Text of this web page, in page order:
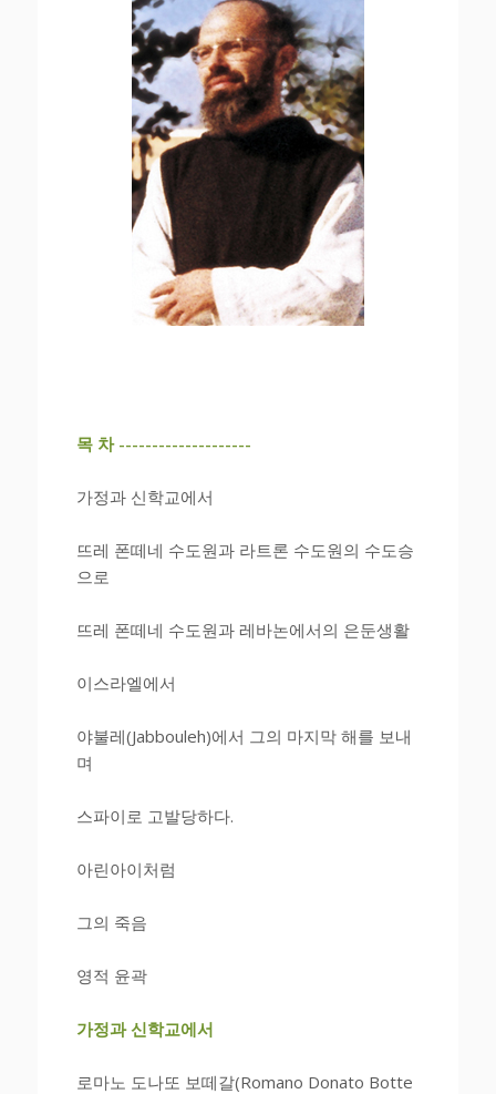
목 차 --------------------
가정과 신학교에서
뜨레 폰떼네 수도원과 라트론 수도원의 수도승
으로
뜨레 폰떼네 수도원과 레바논에서의 은둔생활
이스라엘에서
야불레(Jabbouleh)에서 그의 마지막 해를 보내
며
스파이로 고발당하다.
아린아이처럼
그의 죽음
영적 윤곽
가정과 신학교에서
로마노 도나또 보떼갈(Romano Donato Botte